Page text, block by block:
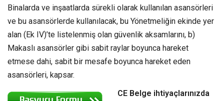
Binalarda ve inşaatlarda sürekli olarak kullanılan asansörleri
ve bu asansörlerde kullanılacak, bu Yönetmeliğin ekinde yer
alan (Ek IV)’te listelenmiş olan güvenlik aksamlarını, b)
Makaslı asansörler gibi sabit raylar boyunca hareket
etmese dahi, sabit bir mesafe boyunca hareket eden
asansörleri, kapsar.
CE Belge ihtiyaçlarınızda